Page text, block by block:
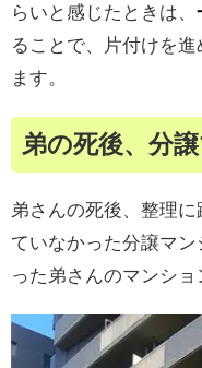
らいと感じたときは、
ることで、片付けを
ます。
弟の死後、分
弟さんの死後、整理
ていなかった分譲マ
った弟さんのマンショ